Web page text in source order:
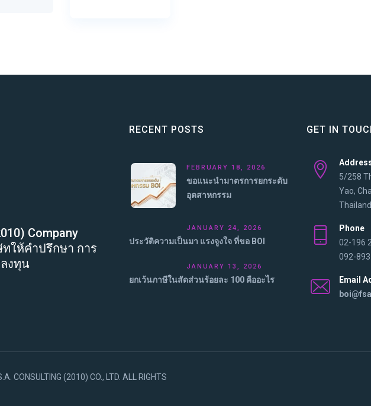
Company
ทให้คำปรึกษา การ
งทุน
RECENT POSTS
FEBRUARY 18, 2026
ขอแนะนำมาตรการยกระดับ
อุตสาหกรรม
JANUARY 24, 2026
ประวัติความเป็นมา แรงจูงใจ ที่ขอ BOI
JANUARY 13, 2026
ยกเว้นภาษีในสัดส่วนร้อยละ 100 คืออะไร
GET IN
5/258
Yao,
Phone
02-196
092-
Email
CONSULTING (2010) CO., LTD. ALL RIGHTS